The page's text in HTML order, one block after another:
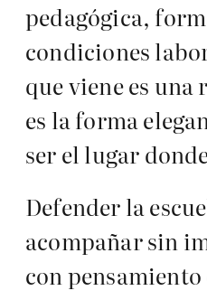
pedagógica,
condiciones
que viene es
es la forma
ser el lugar
Defender la
acompañar sin
con